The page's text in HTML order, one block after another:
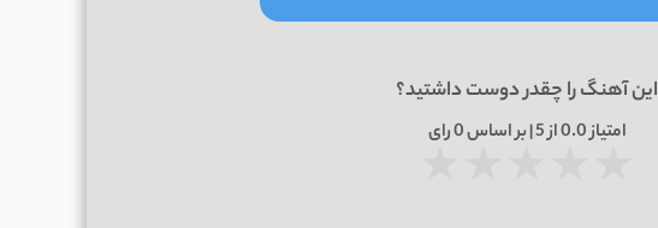
این آهنگ را چقدر دوست داشتید؟
امتیاز0.0از 5 | بر اساس 0رای